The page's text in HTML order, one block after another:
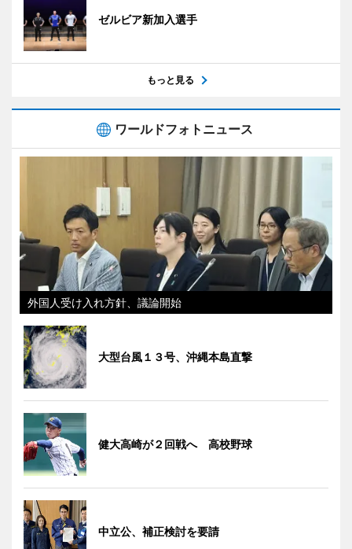
ゼルビア新加入選手
もっと見る
ワールドフォトニュース
外国人受け入れ方針、議論開始
大型台風１３号、沖縄本島直撃
健大高崎が２回戦へ 高校野球
中立公、補正検討を要請